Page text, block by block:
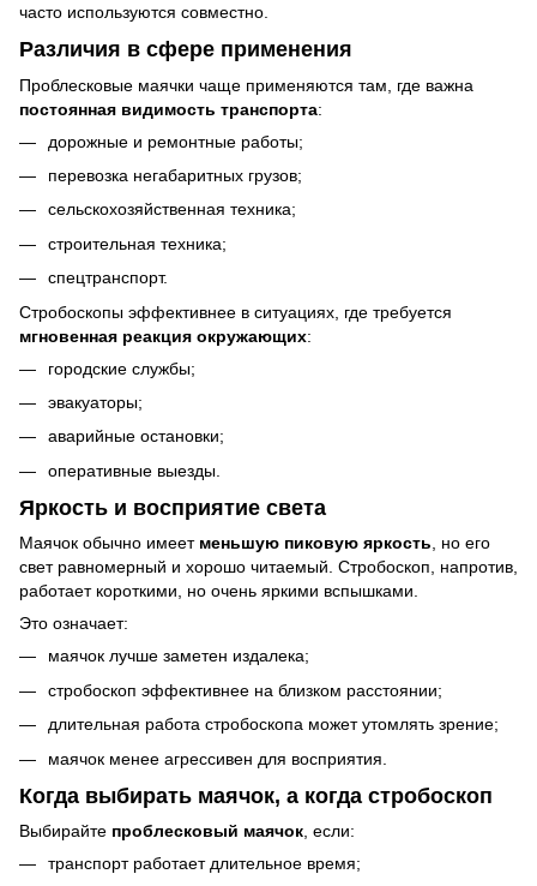
часто используются совместно.
Различия в сфере применения
Проблесковые маячки чаще применяются там, где важна
постоянная видимость транспорта:
дорожные и ремонтные работы;
перевозка негабаритных грузов;
сельскохозяйственная техника;
строительная техника;
спецтранспорт.
Стробоскопы эффективнее в ситуациях, где требуется
мгновенная реакция окружающих:
городские службы;
эвакуаторы;
аварийные остановки;
оперативные выезды.
Яркость и восприятие света
Маячок обычно имеет меньшую пиковую яркость, но его
свет равномерный и хорошо читаемый. Стробоскоп, напротив,
работает короткими, но очень яркими вспышками.
Это означает:
маячок лучше заметен издалека;
стробоскоп эффективнее на близком расстоянии;
длительная работа стробоскопа может утомлять зрение;
маячок менее агрессивен для восприятия.
Когда выбирать маячок, а когда стробоскоп
Выбирайте проблесковый маячок , если:
транспорт работает длительное время;